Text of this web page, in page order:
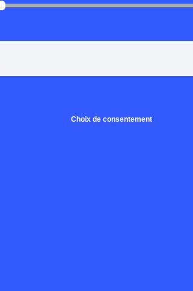
Choix de consentement